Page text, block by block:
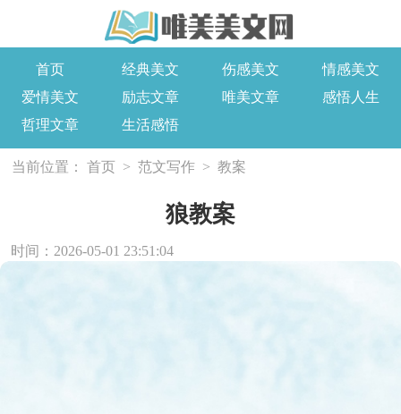
首页 经典美文 伤感美文
情感美文
爱情美文
励志文章 唯美文章
感悟人生
哲理文章
生活感悟
当前位置： 首页 > 范文写作 > 教案
狼教案
时间：2026-05-01 23:51:04